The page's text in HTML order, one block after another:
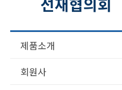
제품소개
회원사